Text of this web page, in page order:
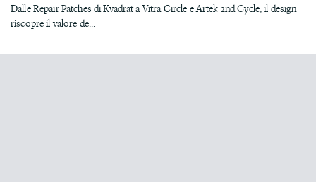
Dalle Repair Patches di Kvadrat a Vitra Circle e Artek 2nd Cycle, il design
riscopre il valore de...